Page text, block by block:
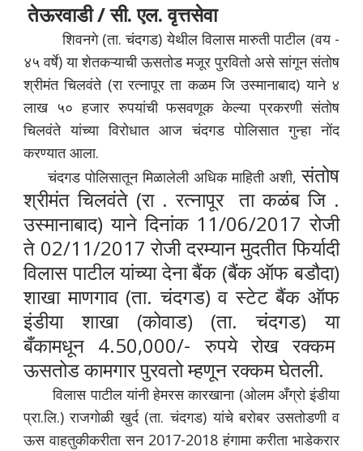
तेऊरवाडी / सी. एल. वृत्तसेवा
शिवनगे (ता. चंदगड) येथील विलास मारुती पाटील (वय -
४५ वर्षे) या शेतकऱ्याची ऊसतोड मजूर पुरवितो असे सांगून संतोष
श्रीमंत चिलवंते (रा रत्नापूर ता कळम जि उस्मानाबाद) याने ४
लाख ५० हजार रुपयांची फसवणूक केल्या प्रकरणी संतोष
चिलवंते यांच्या विरोधात आज चंदगड पोलिसात गुन्हा नोंद
करण्यात आला.
चंदगड पोलिसातून मिळालेली अधिक माहिती अशी,संतोष
श्रीमंत चिलवंते (रा . रत्नापूर ता कळंब जि .
उस्मानाबाद) यानेदिनांक 11/06/2017 रोजी
ते 02/11/2017 रोजी दरम्यान मुदतीत फिर्यादी
विलास पाटील यांच्या देना बैंक (बैंक ऑफ बडौदा)
शाखा माणगाव (ता. चंदगड) व स्टेट बैंक ऑफ
इंडीया शाखा (कोवाड) (ता. चंदगड) या
बँकामधून 4.50,000/- रुपये रोख रक्कम
ऊसतोड कामगार पुरवतो म्हणून रक्कम घेतली.
विलास पाटील यांनी हेमरस कारखाना (ओलम अँग्रो इंडीया
प्रा.लि.) राजगोळी खुर्द (ता. चंदगड) यांचे बरोबर उसतोडणी व
ऊस वाहतुकीकरीता सन 2017-2018 हंगामा करीता भाडेकरार